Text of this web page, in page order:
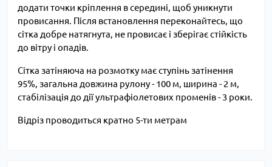
додати точки кріплення в середині, щоб уникнути
провисання. Після встановлення переконайтесь, що
сітка добре натягнута, не провисає і зберігає стійкість
до вітру і опадів.
Сітка затіняюча на розмотку має ступінь затінення
95%, загальна довжина рулону - 100 м, ширина - 2 м,
стабілізація до дії ультрафіолетових променів - 3 роки.
Відріз проводиться кратно 5-ти метрам